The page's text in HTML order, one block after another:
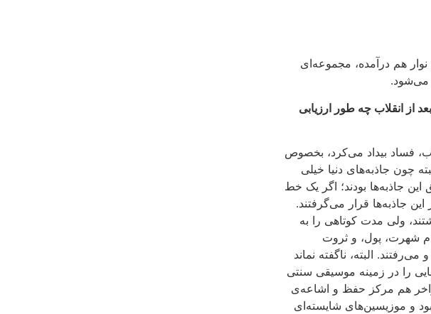
هم درآمده، مجموعه‌اى
مى‌شود.
از انقلاب چه طور ارزیابى
فساد بیداد مى‌کرد، بخصوص‏
چون جاذبه‌هاى دنیا خیلى
جاذبه‌ها بودند؛ اگر یک خط
جاذبه‌ها قرار مى‌گرفتند.
ولى مدت کوتاهى را به
شهرت، پول، و ثروت
البته، ناگفته نماند
را در زمینه‌ موسیقى سنتى
اواخر هم مرکز حفظ و اشاعه‌ى
و موزیسین‌هاى شایسته‌اى